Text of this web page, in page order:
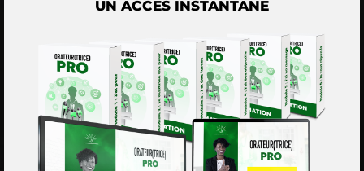
UN ACCÈS INSTANTANÉ